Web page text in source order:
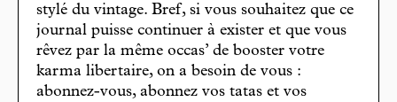
stylé du vintage. Bref, si vous souhaitez que ce
journal puisse continuer à exister et que vous
rêvez par la même occas’ de booster votre
karma libertaire, on a besoin de vous :
abonnez-vous, abonnez vos tatas et vos